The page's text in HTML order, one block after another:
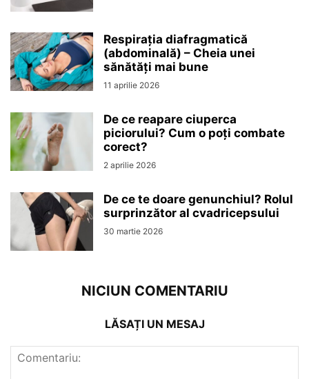
Respirația diafragmatică
(abdominală) – Cheia unei
sănătăți mai bune
11 aprilie 2026
De ce reapare ciuperca
piciorului? Cum o poți combate
corect?
2 aprilie 2026
De ce te doare genunchiul? Rolul
surprinzător al cvadricepsului
30 martie 2026
NICIUN COMENTARIU
LĂSAȚI UN MESAJ